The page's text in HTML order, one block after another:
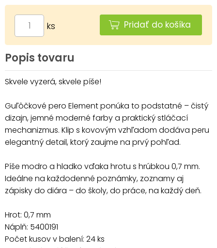
ks Pridať do košíka
Popis tovaru
Skvele vyzerá, skvele píše!
Guľôčkové pero Element ponúka to podstatné – čistý
dizajn, jemné moderné farby a praktický stláčací
mechanizmus. Klip s kovovým vzhľadom dodáva peru
elegantný detail, ktorý zaujme na prvý pohľad.
Píše modro a hladko vďaka hrotu s hrúbkou 0,7 mm.
Ideálne na každodenné poznámky, zoznamy aj
zápisky do diára – do školy, do práce, na každý deň.
Hrot: 0,7 mm
Náplň: 5400191
Počet kusov v balení: 24 ks